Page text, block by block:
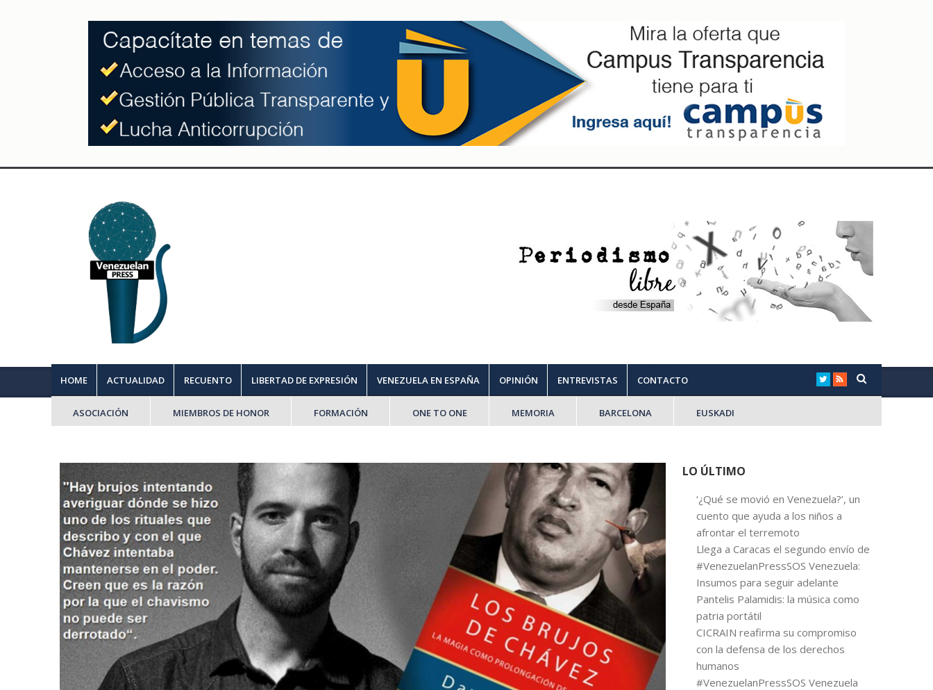
HOME ACTUALIDAD RECUENTO LIBERTAD DE EXPRESIÓN VENEZUELA EN ESPAÑA OPINIÓN ENTREVISTAS CONTACTO
ASOCIACIÓN MIEMBROS DE HONOR FORMACIÓN ONE TO ONE MEMORIA BARCELONA EUSKADI
LO ÚLTIMO
‘¿Qué se movió en Venezuela?’, un
cuento que ayuda a los niños a
afrontar el terremoto
Llega a Caracas el segundo envío de
#VenezuelanPressSOS Venezuela:
Insumos para seguir adelante
Pantelis Palamidis: la música como
patria portátil
CICRAIN reafirma su compromiso
con la defensa de los derechos
humanos
#VenezuelanPressSOS Venezuela